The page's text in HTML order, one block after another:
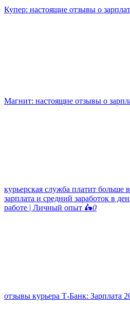
Купер: настоящие отзывы о
Магнит: настоящие отзывы о
курьерская служба платит больше
зарплата и средний заработок в
работе | Личный опыт 🛵0
отзывы курьера Т-Банк: Зарплата